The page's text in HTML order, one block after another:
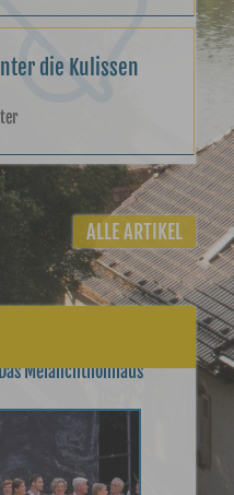
die Kulissen
ALLE ARTIKEL
Melanchthonhaus